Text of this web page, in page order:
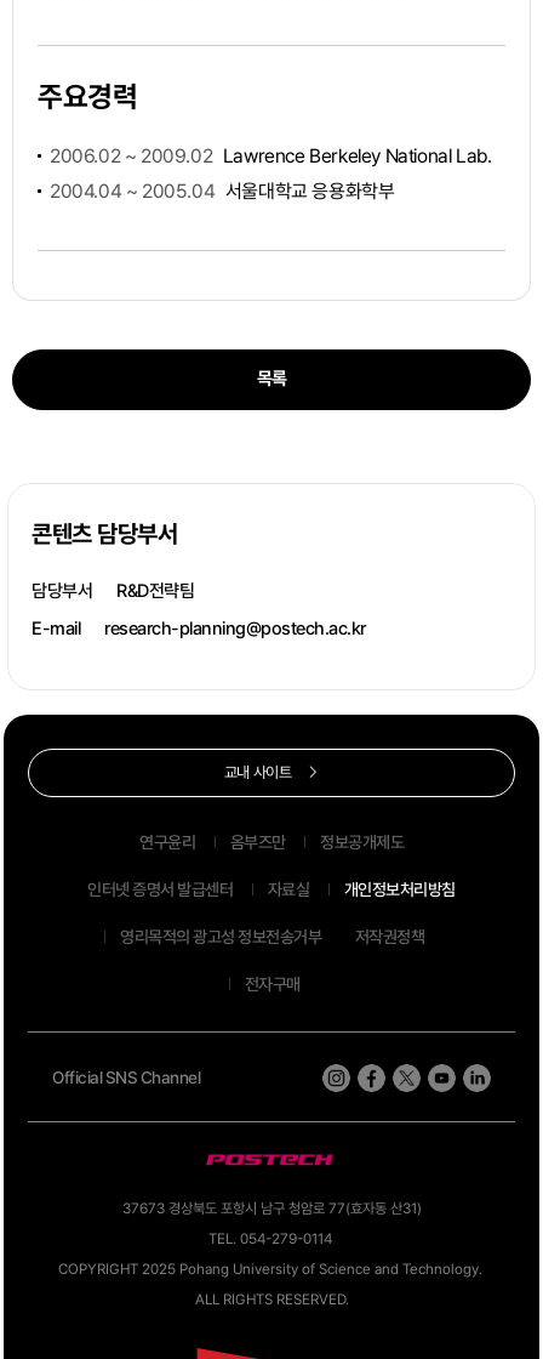
주요경력
2006.02 ~ 2009.02 Lawrence Berkeley National Lab.
2004.04 ~ 2005.04 서울대학교 응용화학부
목록
콘텐츠 담당부서
담당부서
R&D전략팀
E-mail
research-planning@postech.ac.kr
37673 경상북도 포항시 남구 청암로 77(효자동 산31)
TEL. 054-279-0114
COPYRIGHT 2025 Pohang University of Science and Technology.
ALL RIGHTS RESERVED.
Official SNS Channel
연구윤리 옴부즈만 정보공개제도
인터넷 증명서 발급센터 자료실 개인정보처리방침
영리목적의 광고성 정보전송거부 저작권정책
전자구매
교내 사이트